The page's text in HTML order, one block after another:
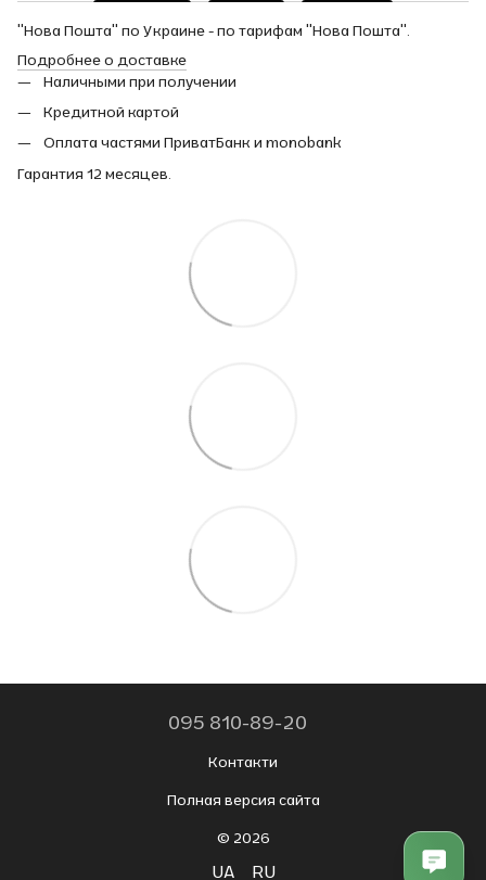
"Нова Пошта" по Украине - по тарифам "Нова Пошта".
Подробнее о доставке
Наличными при получении
Кредитной картой
Оплата частями ПриватБанк и monobank
Гарантия 12 месяцев.
095 810-89-20
Контакти
Полная версия сайта
© 2026
UA RU